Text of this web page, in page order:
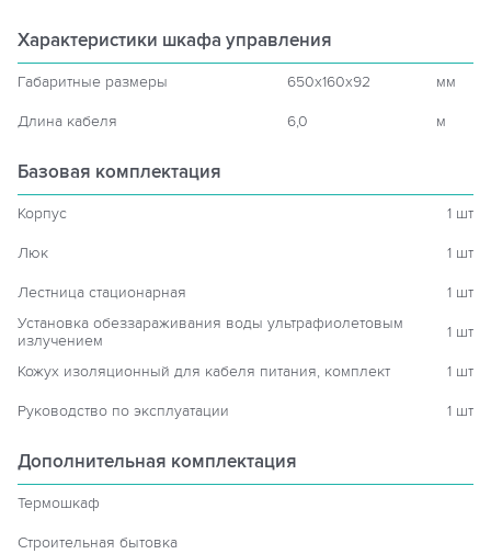
Характеристики шкафа управления
Габаритные размеры 650x160x92 мм
Длина кабеля 6,0 м
Базовая комплектация
Корпус 1 шт
Люк 1 шт
Лестница стационарная
1 шт
Установка обеззараживания воды ультрафиолетовым
излучением
1 шт
Кожух изоляционный для кабеля питания, комплект 1 шт
Руководство по эксплуатации 1 шт
Дополнительная комплектация
Термошкаф
Строительная бытовка